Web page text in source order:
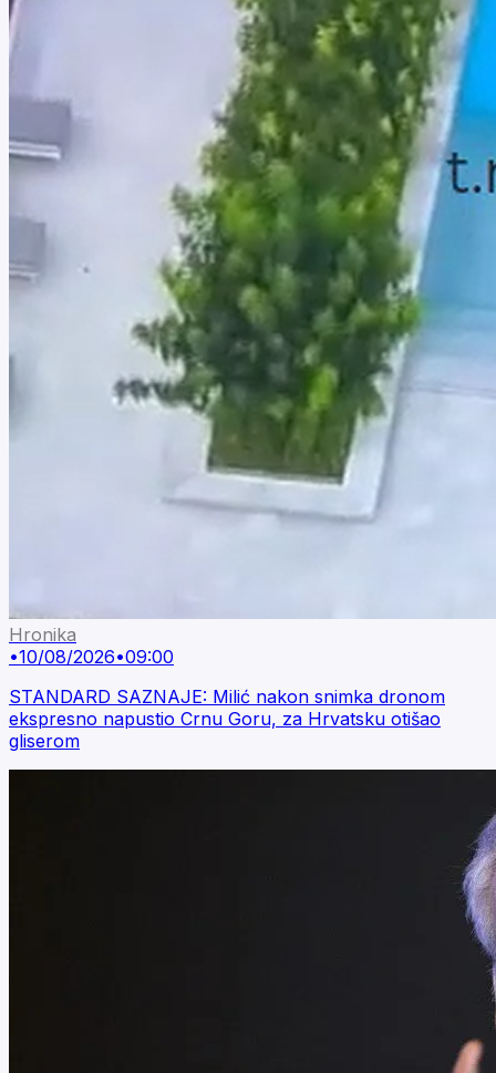
Hronika
•10/08/2026•09:00
STANDARD SAZNAJE: Milić nakon snimka dronom
ekspresno napustio Crnu Goru, za Hrvatsku otišao
gliserom